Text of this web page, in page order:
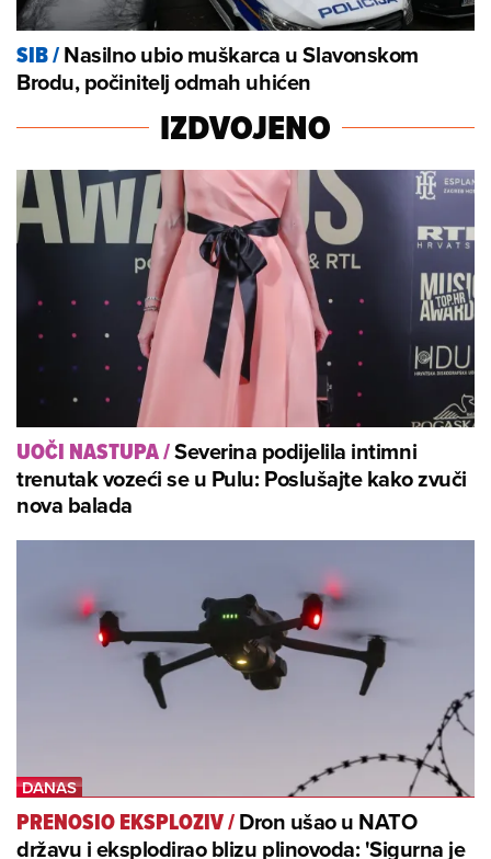
SIB/Nasilno ubio muškarca u Slavonskom
Brodu, počinitelj odmah uhićen
IZDVOJENO
UOČI NASTUPA/Severina podijelila intimni
trenutak vozeći se u Pulu: Poslušajte kako zvuči
nova balada
PRENOSIO EKSPLOZIV/Dron ušao u NATO
državu i eksplodirao blizu plinovoda: 'Sigurna je